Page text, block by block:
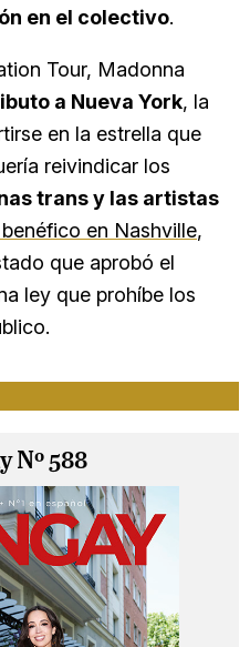
en el colectivo.
Tour, Madonna
a Nueva York, la
en la estrella que
reivindicar los
trans y las artistas
en Nashville,
que aprobó el
ley que prohíbe los
Nº 588